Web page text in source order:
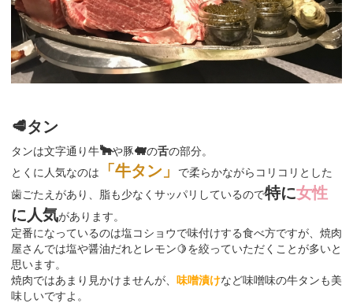
🥩タン
タンは文字通り牛🐂や豚🐖の舌の部分。
とくに人気なのは
「牛タン」
で柔らかながらコリコリとした
歯ごたえがあり、脂も少なくサッパリしているので特に女性
に人気があります。
定番になっているのは塩コショウで味付けする食べ方ですが、焼肉
屋さんでは塩や醤油だれとレモン🍋を絞っていただくことが多いと
思います。
焼肉ではあまり見かけませんが、 味噌漬けなど味噌味の牛タンも美
味しいですよ。